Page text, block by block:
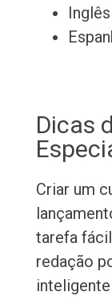
Dicas
Criar um
tarefa
redação